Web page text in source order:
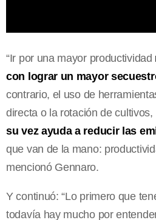
“Ir por una mayor productividad
con lograr un mayor
contrario, el uso de
directa o la rotación de cultivos,
su vez ayuda a reducir las
que van de la mano:
mencionó Gennaro.
Y continuó: “Lo primero que
todavía hay mucho por